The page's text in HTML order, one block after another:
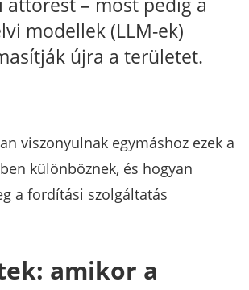
modellek (LLM-ek)
újra a területet.
viszonyulnak egymáshoz ezek a
különböznek, és hogyan
a fordítási szolgáltatás
amikor a